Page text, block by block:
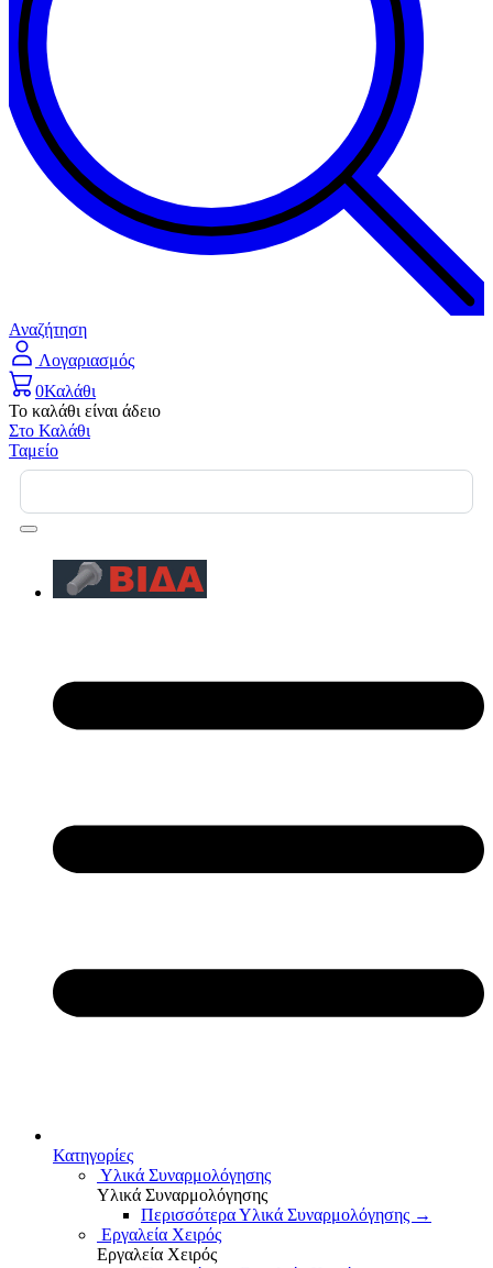
Αναζήτηση
Λογαριασμός
0Καλάθι
Το καλάθι είναι άδειο
Στο Καλάθι
Ταμείο
Κατηγορίες
Υλικά Συναρμολόγησης
Υλικά Συναρμολόγησης
Περισσότερα Υλικά Συναρμολόγησης →
Εργαλεία Χειρός
Εργαλεία Χειρός